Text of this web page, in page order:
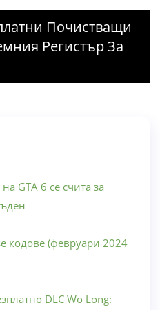
Почистващи
Регистър За
GTA 6 се счита за
кодове (февруари 2024
DLC Wo Long: